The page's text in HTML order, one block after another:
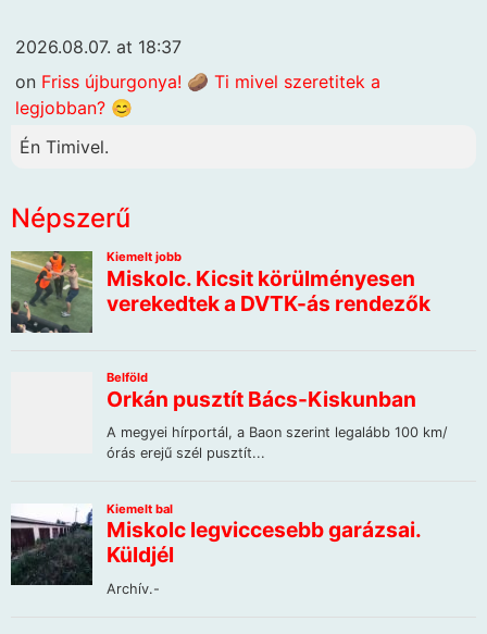
2026.08.07. at 18:37
on Friss újburgonya! 🥔 Ti mivel szeretitek a
legjobban? 😊
Én Timivel.
Népszerű